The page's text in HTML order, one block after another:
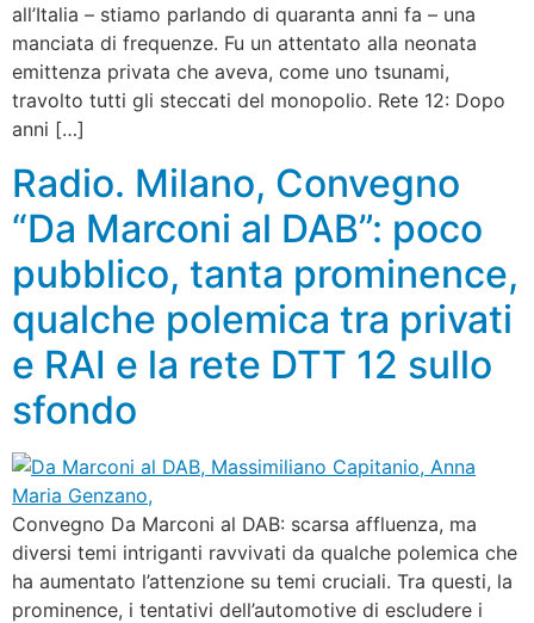
all’Italia – stiamo parlando di quaranta anni fa – una
manciata di frequenze. Fu un attentato alla neonata
emittenza privata che aveva, come uno tsunami,
travolto tutti gli steccati del monopolio. Rete 12: Dopo
anni […]
Radio. Milano, Convegno
“Da Marconi al DAB”: poco
pubblico, tanta prominence,
qualche polemica tra privati
e RAI e la rete DTT 12 sullo
sfondo
Convegno Da Marconi al DAB: scarsa affluenza, ma
diversi temi intriganti ravvivati da qualche polemica che
ha aumentato l’attenzione su temi cruciali. Tra questi, la
prominence, i tentativi dell’automotive di escludere i